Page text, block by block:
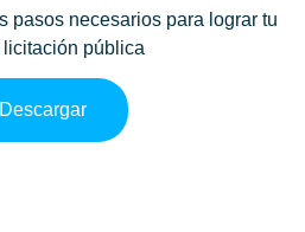
pasos necesarios para lograr tu
licitación pública
Descargar